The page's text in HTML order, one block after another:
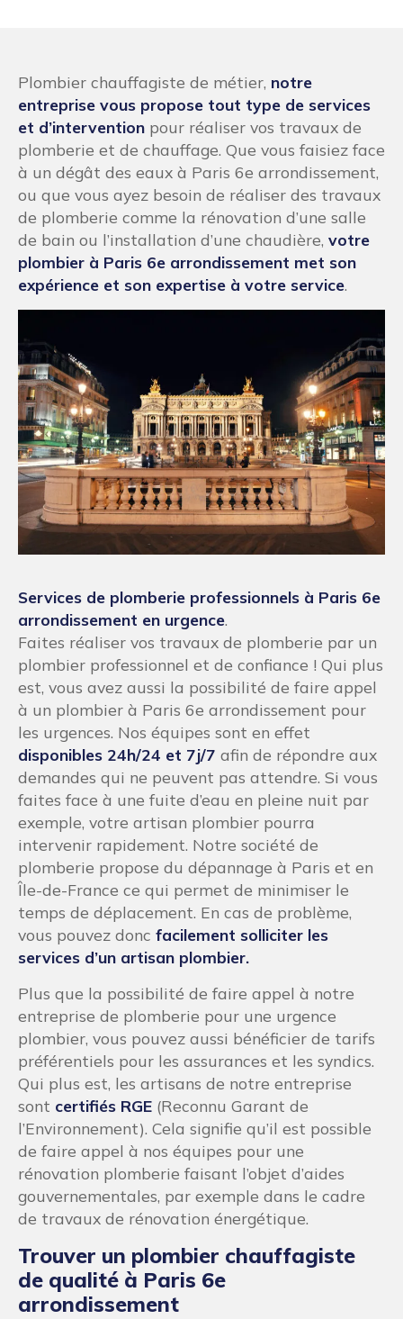
Plombier chauffagiste de métier, notre
entreprise vous propose tout type de services
et d’intervention pour réaliser vos travaux de
plomberie et de chauffage. Que vous faisiez face
à un dégât des eaux à Paris 6e arrondissement,
ou que vous ayez besoin de réaliser des travaux
de plomberie comme la rénovation d’une salle
de bain ou l’installation d’une chaudière, votre
plombier à Paris 6e arrondissement met son
expérience et son expertise à votre service.
Services de plomberie professionnels à Paris 6e
arrondissement en urgence.
Faites réaliser vos travaux de plomberie par un
plombier professionnel et de confiance ! Qui plus
est, vous avez aussi la possibilité de faire appel
à un plombier à Paris 6e arrondissement pour
les urgences. Nos équipes sont en effet
disponibles 24h/24 et 7j/7 afin de répondre aux
demandes qui ne peuvent pas attendre. Si vous
faites face à une fuite d’eau en pleine nuit par
exemple, votre artisan plombier pourra
intervenir rapidement. Notre société de
plomberie propose du dépannage à Paris et en
Île-de-France ce qui permet de minimiser le
temps de déplacement. En cas de problème,
vous pouvez donc facilement solliciter les
services d’un artisan plombier.
Plus que la possibilité de faire appel à notre
entreprise de plomberie pour une urgence
plombier, vous pouvez aussi bénéficier de tarifs
préférentiels pour les assurances et les syndics.
Qui plus est, les artisans de notre entreprise
sont certifiés RGE (Reconnu Garant de
l’Environnement). Cela signifie qu’il est possible
de faire appel à nos équipes pour une
rénovation plomberie faisant l’objet d’aides
gouvernementales, par exemple dans le cadre
de travaux de rénovation énergétique.
Trouver un plombier chauffagiste
de qualité à Paris 6e
arrondissement